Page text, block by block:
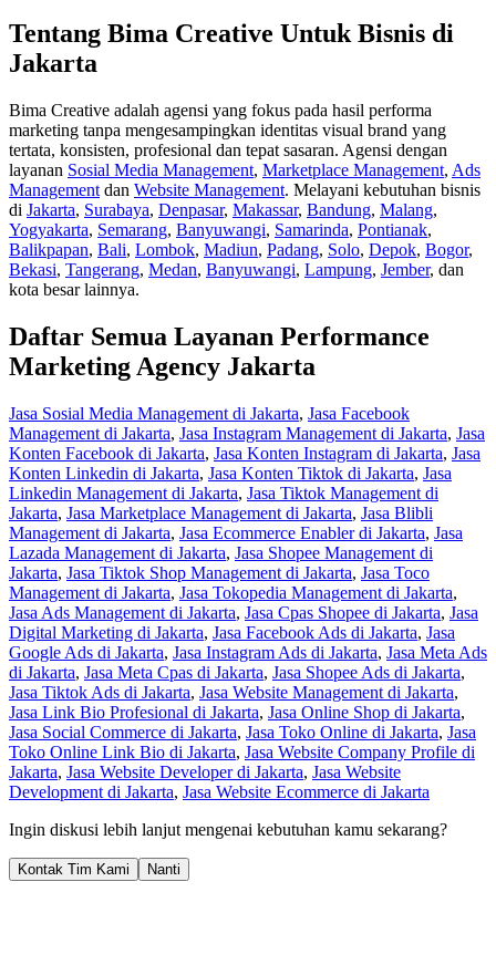
Tentang Bima Creative Untuk Bisnis di
Jakarta
Bima Creative adalah agensi yang fokus pada hasil performa
marketing tanpa mengesampingkan identitas visual brand yang
tertata, konsisten, profesional dan tepat sasaran. Agensi dengan
layanan Sosial Media Management, Marketplace Management, Ads
Management dan Website Management. Melayani kebutuhan bisnis
di Jakarta, Surabaya, Denpasar, Makassar, Bandung, Malang,
Yogyakarta, Semarang, Banyuwangi, Samarinda, Pontianak,
Balikpapan, Bali, Lombok, Madiun, Padang, Solo, Depok, Bogor,
Bekasi, Tangerang, Medan, Banyuwangi, Lampung, Jember, dan
kota besar lainnya.
Daftar Semua Layanan Performance
Marketing Agency Jakarta
Jasa Sosial Media Management di Jakarta, Jasa Facebook
Management di Jakarta, Jasa Instagram Management di Jakarta, Jasa
Konten Facebook di Jakarta, Jasa Konten Instagram di Jakarta, Jasa
Konten Linkedin di Jakarta, Jasa Konten Tiktok di Jakarta, Jasa
Linkedin Management di Jakarta, Jasa Tiktok Management di
Jakarta, Jasa Marketplace Management di Jakarta, Jasa Blibli
Management di Jakarta, Jasa Ecommerce Enabler di Jakarta, Jasa
Lazada Management di Jakarta, Jasa Shopee Management di
Jakarta, Jasa Tiktok Shop Management di Jakarta, Jasa Toco
Management di Jakarta, Jasa Tokopedia Management di Jakarta,
Jasa Ads Management di Jakarta, Jasa Cpas Shopee di Jakarta, Jasa
Digital Marketing di Jakarta, Jasa Facebook Ads di Jakarta, Jasa
Google Ads di Jakarta, Jasa Instagram Ads di Jakarta, Jasa Meta Ads
di Jakarta, Jasa Meta Cpas di Jakarta, Jasa Shopee Ads di Jakarta,
Jasa Tiktok Ads di Jakarta, Jasa Website Management di Jakarta,
Jasa Link Bio Profesional di Jakarta, Jasa Online Shop di Jakarta,
Jasa Social Commerce di Jakarta, Jasa Toko Online di Jakarta, Jasa
Toko Online Link Bio di Jakarta, Jasa Website Company Profile di
Jakarta, Jasa Website Developer di Jakarta, Jasa Website
Development di Jakarta, Jasa Website Ecommerce di Jakarta
Ingin diskusi lebih lanjut mengenai kebutuhan kamu sekarang?
Kontak Tim Kami Nanti